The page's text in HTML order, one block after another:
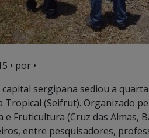
• por •
capital sergipana sediou a
Tropical (Seifrut). Organizado
e Fruticultura (Cruz das Almas,
entre pesquisadores,